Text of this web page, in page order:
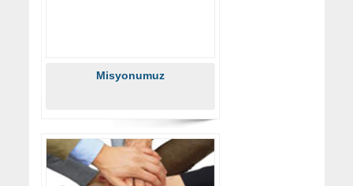
Misyonumuz